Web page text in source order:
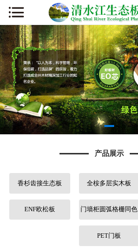
产品展示
香杉齿接生态板 全桉多层实木板
ENF欧松板 门墙柜圆弧格栅同色
PET门板
网站首页
公司简介
新闻资讯
产品展示
厂容厂貌
营销网络
人才招聘